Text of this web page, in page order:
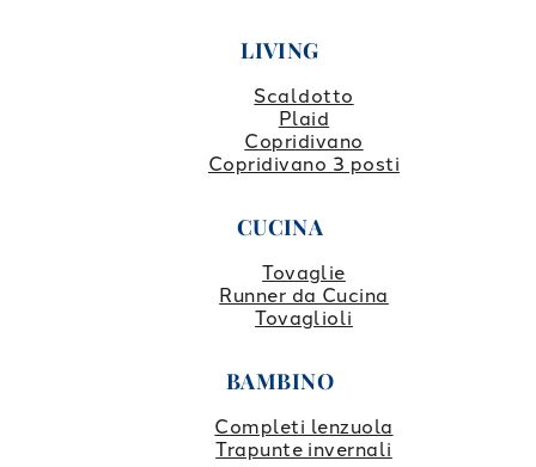
LIVING
Scaldotto
Plaid
Copridivano
Copridivano 3 posti
CUCINA
Tovaglie
Runner da Cucina
Tovaglioli
BAMBINO
Completi lenzuola
Trapunte invernali